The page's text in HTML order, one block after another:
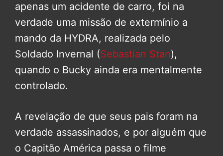
apenas um acidente de carro, foi na
verdade uma missão de extermínio a
mando da HYDRA, realizada pelo
Soldado Invernal (Sebastian Stan),
quando o Bucky ainda era mentalmente
controlado.
A revelação de que seus pais foram na
verdade assassinados, e por alguém que
o Capitão América passa o filme